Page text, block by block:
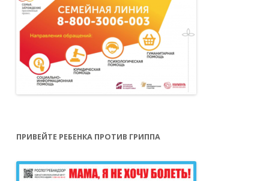
ПРИВЕЙТЕ РЕБЕНКА ПРОТИВ ГРИППА